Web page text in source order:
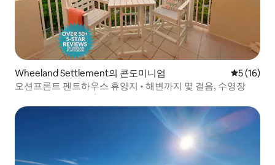
Wheeland Settlement의 콘도미니엄 평점 5점
5 (16)
오션프론트 펜트하우스 휴양지 • 해변까지 몇 걸음, 수영장